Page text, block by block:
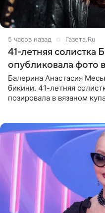
5 часов назад Газета.Ru
41-летняя солистка
опубликовала фото
Балерина Анастасия
бикини. 41-летняя
позировала в вязаном